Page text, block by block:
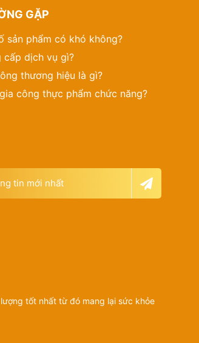
GẶP
sản phẩm có khó không?
cấp dịch vụ gì?
thương hiệu là gì?
công thực phẩm chức năng?
tốt nhất từ đó mang lại sức khỏe